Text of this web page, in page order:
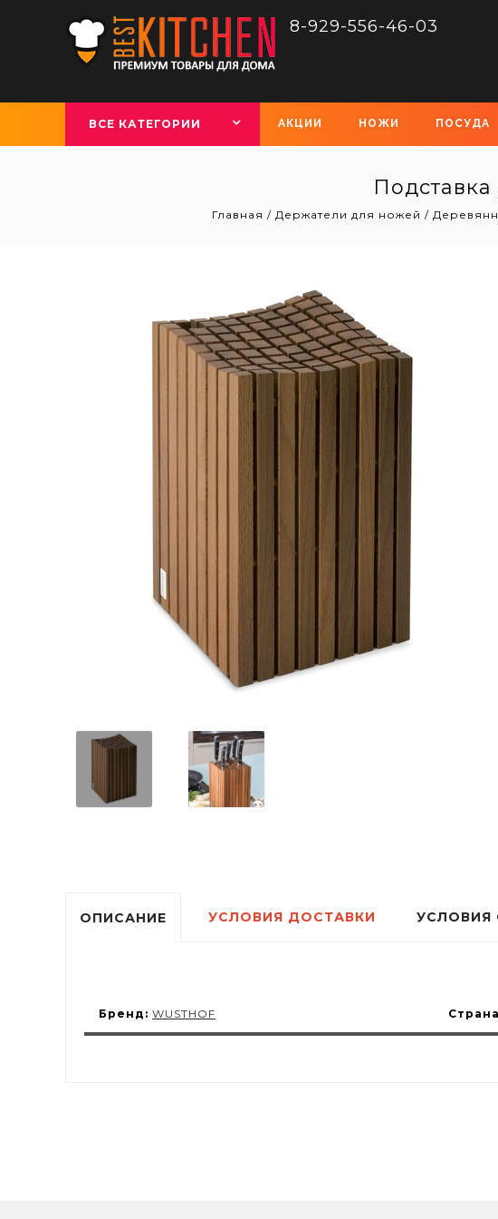
8-929-556-46-03
ВСЕ КАТЕГОРИИ АКЦИИ НОЖИ ПОСУДА
Главная / Держатели для ножей /
ОПИСАНИЕ
Бренд: WUSTHOF
УСЛОВИЯ ДОСТАВКИ УСЛОВИЯ